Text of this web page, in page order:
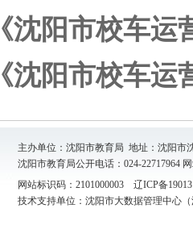
《沈阳市校车
《沈阳市校车
主办单位：沈阳市教育局 地址：沈阳
沈阳市教育局公开电话：024-22717964
网站标识码：2101000003 辽ICP备
技术支持单位：沈阳市大数据管理中心